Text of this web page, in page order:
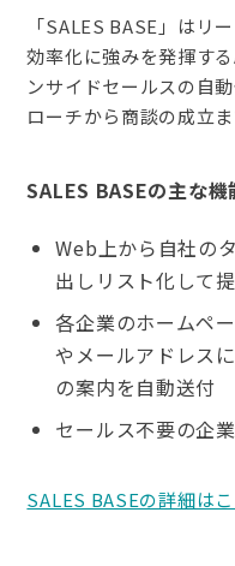
「SALES BASE」はリ
効率化に強みを発揮す
ンサイドセールスの自
ローチから商談の成立
SALES BASEの主な機
Web上から自社の
出しリスト化して
各企業のホームペ
やメールアドレス
の案内を自動送付
セールス不要の企
SALES BASEの詳細は